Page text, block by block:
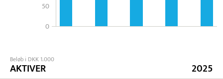
50
0
Beløb i DKK 1.000
AKTIVER 2025